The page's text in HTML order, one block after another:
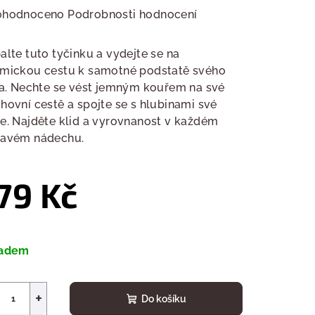
Podrobnosti hodnocení
tuto tyčinku a vydejte se na
cestu k samotné podstatě svého
Nechte se vést jemným kouřem na své
cestě a spojte se s hlubinami své
Najděte klid a vyrovnanost v každém
nádechu.
Kč
+ Do košíku